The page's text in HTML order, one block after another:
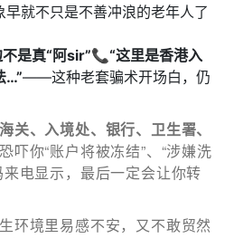
就不只是不善冲浪的老年人了
不是真“阿sir”📞“这里是香港入
…”——这种老套骗术开场白，仍
关、入境处、银行、卫生署、
吓你“账户将被冻结”、“涉嫌洗
电显示，最后一定会让你转
环境里易感不安，又不敢贸然